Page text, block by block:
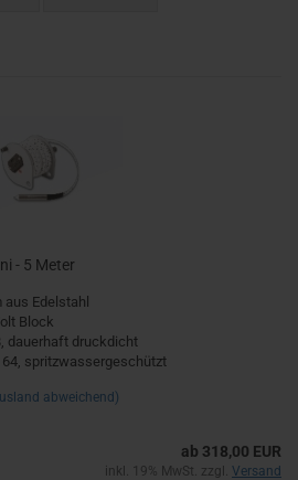
- 5 Meter
Edelstahl
Block
dauerhaft druckdicht
spritzwassergeschützt
abweichend)
ab 318,00 EUR
inkl. 19% MwSt. zzgl. Versand